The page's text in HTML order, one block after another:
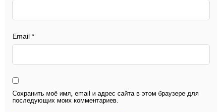
Email *
Сохранить моё имя, email и адрес сайта в этом браузере для
последующих моих комментариев.